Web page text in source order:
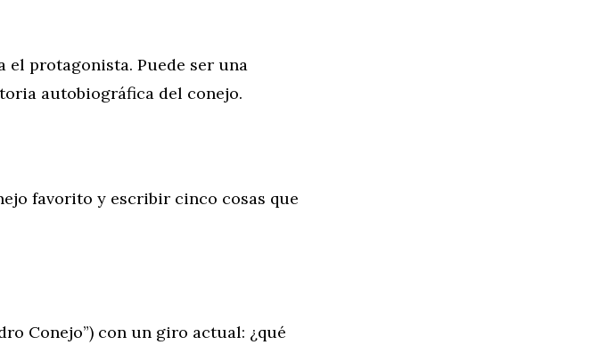
el protagonista. Puede ser una
autobiográfica del conejo.
favorito y escribir cinco cosas que
Conejo”) con un giro actual: ¿qué